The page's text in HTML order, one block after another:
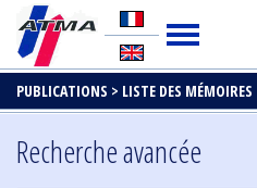
PUBLICATIONS > LISTE DES MÉMOIRES
Recherche avancée